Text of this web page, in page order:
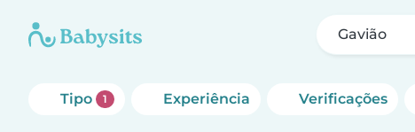
Gavião
Tipo 1 Experiência Verificações